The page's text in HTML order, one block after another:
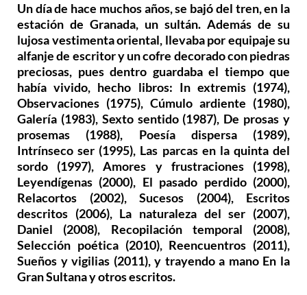
Un día de hace muchos años, se bajó del tren, en la
estación de Granada, un sultán. Además de su
lujosa vestimenta oriental, llevaba por equipaje su
alfanje de escritor y un cofre decorado con piedras
preciosas, pues dentro guardaba el tiempo que
había vivido, hecho libros: In extremis (1974),
Observaciones (1975), Cúmulo ardiente (1980),
Galería (1983), Sexto sentido (1987), De prosas y
prosemas (1988), Poesía dispersa (1989),
Intrínseco ser (1995), Las parcas en la quinta del
sordo (1997), Amores y frustraciones (1998),
Leyendígenas (2000), El pasado perdido (2000),
Relacortos (2002), Sucesos (2004), Escritos
descritos (2006), La naturaleza del ser (2007),
Daniel (2008), Recopilación temporal (2008),
Selección poética (2010), Reencuentros (2011),
Sueños y vigilias (2011), y trayendo a mano En la
Gran Sultana y otros escritos.